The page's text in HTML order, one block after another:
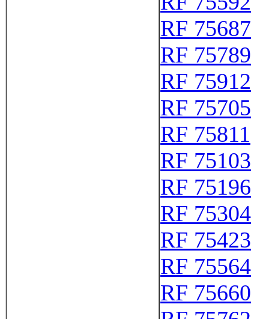
RF 75687
RF 75789
RF 75912
RF 75705
RF 75811
RF 75103
RF 75196
RF 75304
RF 75423
RF 75564
RF 75660